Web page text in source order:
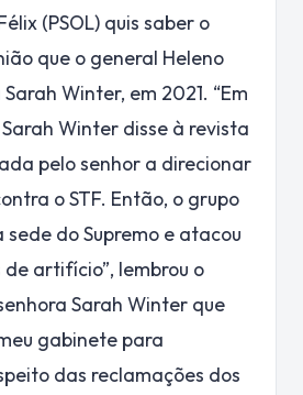
(PSOL) quis saber o
que o general Heleno
Winter, em 2021. “Em
Winter disse à revista
pelo senhor a direcionar
o STF. Então, o grupo
do Supremo e atacou
artifício”, lembrou o
Sarah Winter que
gabinete para
das reclamações dos